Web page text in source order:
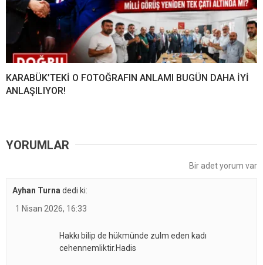
KARABÜK’TEKİ O FOTOĞRAFIN ANLAMI BUGÜN DAHA İYİ
ANLAŞILIYOR!
YORUMLAR
Bir adet yorum var
Ayhan Turna dedi ki:
1 Nisan 2026, 16:33
Hakkı bilip de hükmünde zulm eden kadı
cehennemliktir.Hadis